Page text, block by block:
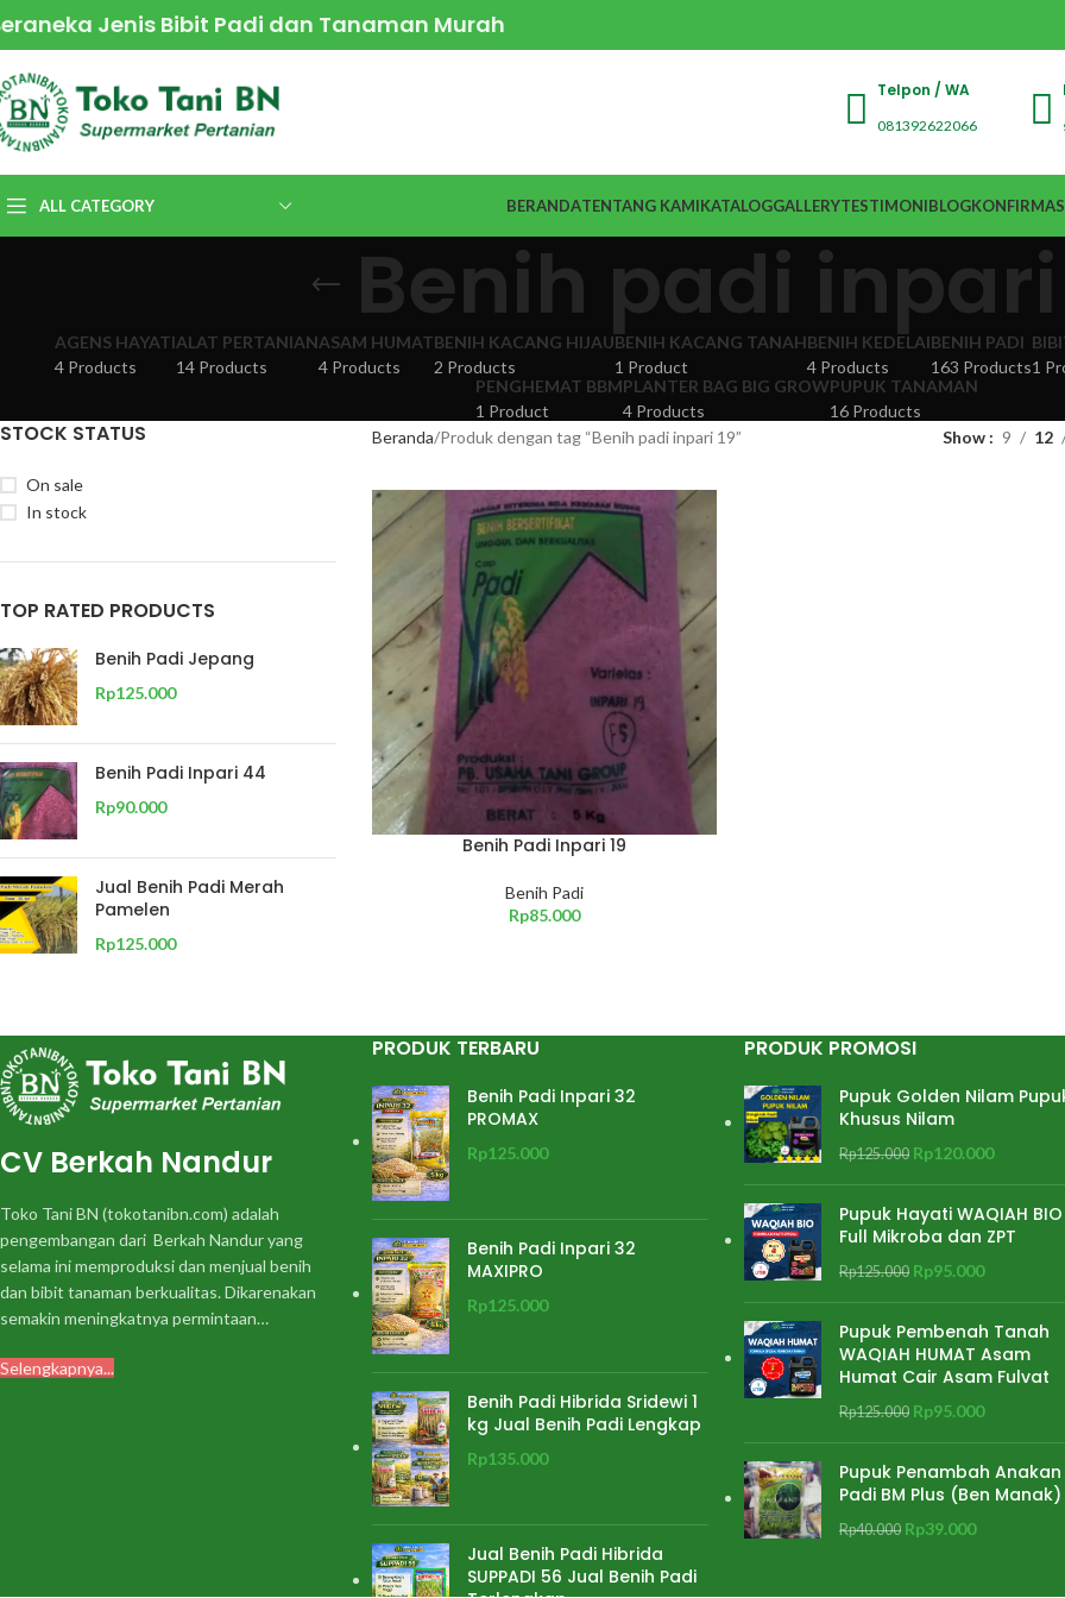
Jenis Bibit Padi dan Tanaman Murah
Telpon / WA
081392622066
ALL CATEGORY BERANDATENTANG KAMIKATALOGGALLERYTESTIMONIBLOG
Benih padi inpari
AGENS HAYATI
4 Products
ALAT PERTANIAN
14 Products
ASAM HUMAT
4 Products
BENIH KACANG HIJAU
2 Products
BENIH KACANG TANAH
1 Product
BENIH KEDELAI
4 Products
BENIH PADI
163 Products1
PENGHEMAT BBM
1 Product
PLANTER BAG BIG GROW
4 Products
PUPUK TANAMAN
16 Products
STOCK STATUS
On sale
In stock
TOP RATED PRODUCTS
Benih Padi Jepang
Rp125.000
Benih Padi Inpari 44
Rp90.000
Jual Benih Padi Merah
Pamelen
Rp125.000
Beranda Produk dengan tag “Benih padi inpari 19” Show 9 12
Benih Padi Inpari 19
Benih Padi
Rp85.000
CV Berkah Nandur
Toko Tani BN (tokotanibn.com) adalah
pengembangan dari Berkah Nandur yang
selama ini memproduksi dan menjual benih
dan bibit tanaman berkualitas. Dikarenakan
semakin meningkatnya permintaan…
Selengkapnya...
PRODUK TERBARU
Benih Padi Inpari 32
PROMAX
Rp125.000
Benih Padi Inpari 32
MAXIPRO
Rp125.000
Benih Padi Hibrida Sridewi 1
kg Jual Benih Padi Lengkap
Rp135.000
Jual Benih Padi Hibrida
SUPPADI 56 Jual Benih Padi
PRODUK PROMOSI
Pupuk Golden Nilam
Khusus Nilam
Rp125.000 Rp120.000
Pupuk Hayati WAQIAH BIO
Full Mikroba dan ZPT
Rp125.000 Rp95.000
Pupuk Pembenah Tanah
WAQIAH HUMAT Asam
Humat Cair Asam Fulvat
Rp125.000 Rp95.000
Pupuk Penambah Anakan
Padi BM Plus (Ben Manak)
Rp40.000 Rp39.000